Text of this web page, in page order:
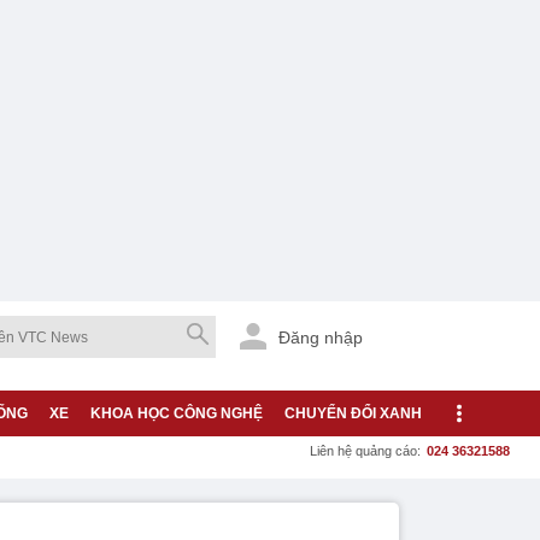
Đăng nhập
XE KHOA HỌC CÔNG NGHỆ CHUYỂN ĐỔI XANH
Liên hệ quảng cáo: 024 36321588